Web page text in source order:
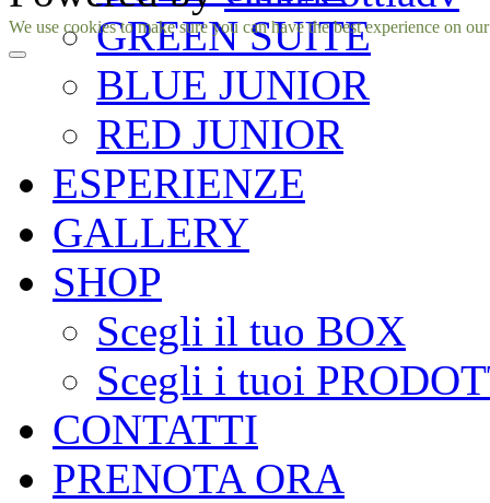
GREEN SUITE
BLUE JUNIOR
RED JUNIOR
ESPERIENZE
GALLERY
SHOP
Scegli il tuo BOX
Scegli i tuoi
CONTATTI
PRENOTA ORA
Facebook
Instagram
We use cookies to make sure you can have the best experience on